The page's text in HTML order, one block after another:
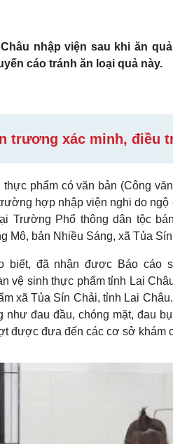
nhập viện sau khi ăn
cáo tránh ăn loại quả này.
trương xác minh, điều
thực phẩm có văn bản (Công
hợp nhập viện nghi do ngộ
Trường Phổ thông dân tộc
Mô, bản Nhiều Sáng, xã Tủa
biết, đã nhận được Báo cáo
vệ sinh thực phẩm tỉnh Lai
xã Tủa Sín Chải, tỉnh Lai
như đau đầu, chóng mặt, đau
được đưa đến các cơ sở khám